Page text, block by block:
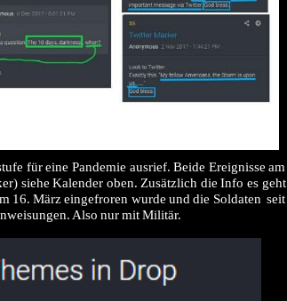
für eine Pandemie ausrief. Beide Ereignisse am
siehe Kalender oben. Zusätzlich die Info es geht
16. März eingefroren wurde und die Soldaten seit
Also nur mit Militär.